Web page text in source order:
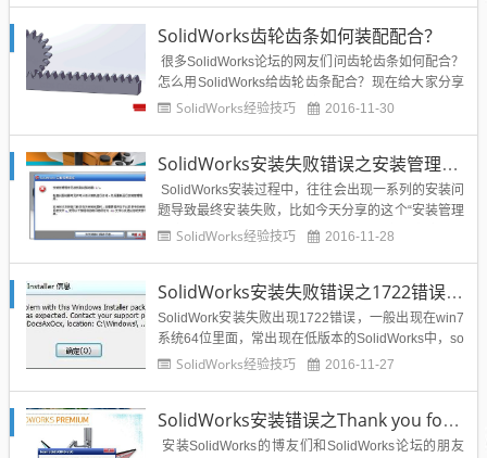
栏上面...
SolidWorks齿轮齿条如何装配配合？
很多SolidWorks论坛的网友们问齿轮齿条如何配合？
怎么用SolidWorks给齿轮齿条配合？现在给大家分享
一下使用SolidWorks的机械配合给齿轮齿条配合，效
成了已经，大家可...
SolidWorks经验技巧 2016-11-30
SolidWorks安装失败错误之安装管理程序无法找到此驱动器
SolidWorks安装过程中，往往会出现一系列的安装问
题导致最终安装失败，比如今天分享的这个“安装管理
程序无法找到此驱动器”导致SolidWorks安装失败的问
败则有卸载软件如360等...
SolidWorks经验技巧 2016-11-28
SolidWorks安装失败错误之1722错误该如何解决？
SolidWork安装失败出现1722错误，一般出现在win7
系统64位里面，常出现在低版本的SolidWorks中，so
lidworks2008安装时出现的1722错误：SolidWorks 2
SolidWorks经验技巧 2016-11-27
SolidWorks安装错误之Thank you for using SolidSQUAD's SolidWorks 2011 release解决办法
安装SolidWorks的博友们和SolidWorks论坛的朋友